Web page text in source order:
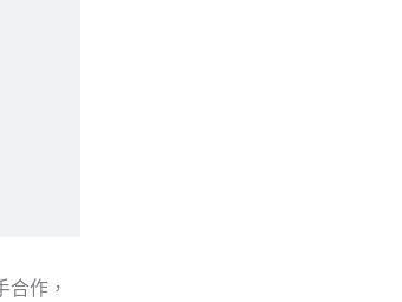
作，